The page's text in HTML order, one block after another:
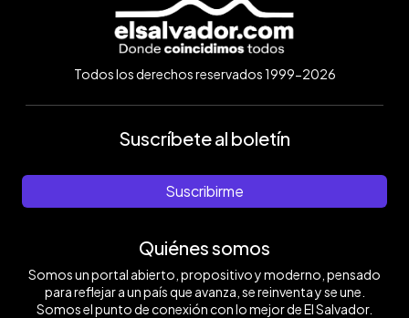
Todos los derechos reservados 1999-2026
Suscríbete al boletín
Suscribirme
Quiénes somos
Somos un portal abierto, propositivo y moderno, pensado
para reflejar a un país que avanza, se reinventa y se une.
Somos el punto de conexión con lo mejor de El Salvador.